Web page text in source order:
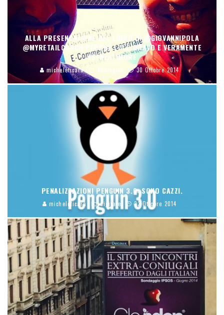
ALLA PRESENTAZIONE DEL LIBRO DI @GIOVANNIPOLA
@MYRETAILCOACH PERCHÉ LUI È BRAVO E VERAMENTE
#SENZATIMORE
micheleficara Analogico 30 Ottobre 2014
PENALIZZAZIONI PENGUIN 3.0: SONO CAZZI.
micheleficara digitale 22 Ottobre 2014